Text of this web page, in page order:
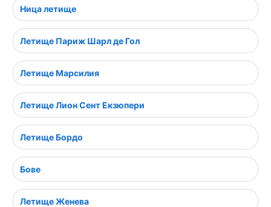
Ница летище
Летище Париж Шарл де Гол
Летище Марсилия
Летище Лион Сент Екзюпери
Летище Бордо
Бове
Летище Женева